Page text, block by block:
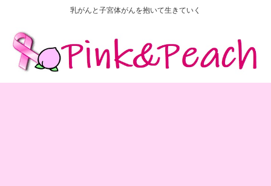
乳がんと子宮体がんを抱いて生きていく